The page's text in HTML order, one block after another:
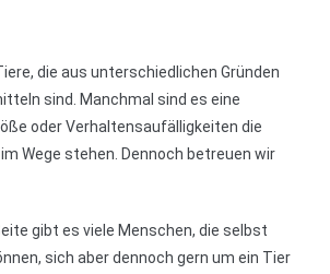
die aus unterschiedlichen Gründen
sind. Manchmal sind es eine
oder Verhaltensaufälligkeiten die
Wege stehen. Dennoch betreuen wir
gibt es viele Menschen, die selbst
sich aber dennoch gern um ein Tier